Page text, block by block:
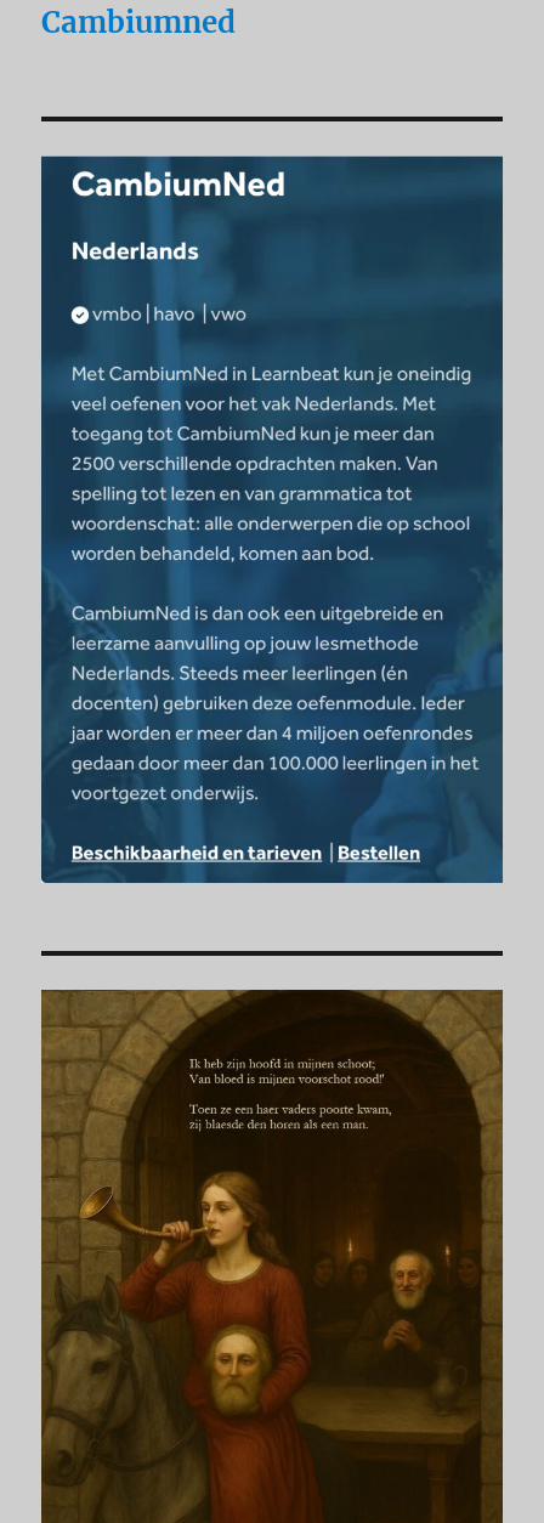
Cambiumned